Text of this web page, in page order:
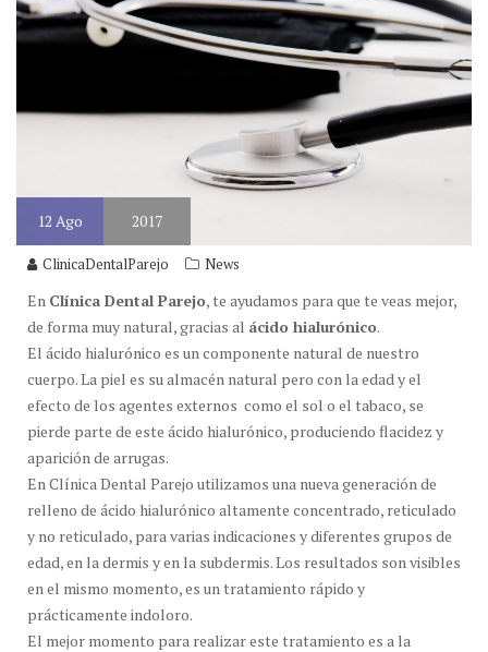
12 Ago 2017
ClinicaDentalParejo News
En Clínica Dental Parejo, te ayudamos para que te veas mejor,
de forma muy natural, gracias al ácido hialurónico.
El ácido hialurónico es un componente natural de nuestro
cuerpo. La piel es su almacén natural pero con la edad y el
efecto de los agentes externos como el sol o el tabaco, se
pierde parte de este ácido hialurónico, produciendo flacidez y
aparición de arrugas.
En Clínica Dental Parejo utilizamos una nueva generación de
relleno de ácido hialurónico altamente concentrado, reticulado
y no reticulado, para varias indicaciones y diferentes grupos de
edad, en la dermis y en la subdermis. Los resultados son visibles
en el mismo momento, es un tratamiento rápido y
prácticamente indoloro.
El mejor momento para realizar este tratamiento es a la